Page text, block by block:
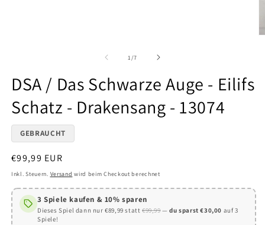
1/von
7
DSA / Das Schwarze Auge - Eilifs
Schatz - Drakensang - 13074
GEBRAUCHT
Normaler
Preis
€99,99 EUR
Inkl. Steuern. Versand wird beim Checkout berechnet
3 Spiele kaufen & 10% sparen
Dieses Spiel dann nur €89,99 statt€99,99—du sparst €30,00 auf 3
Spiele!